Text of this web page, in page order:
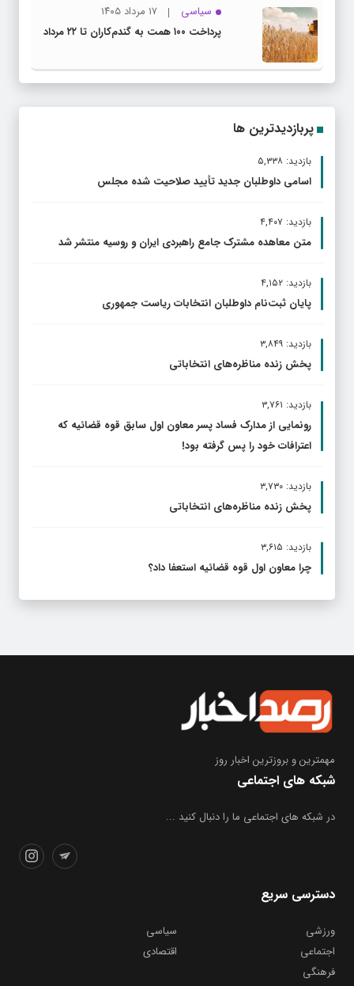
سیاسی
۱۷ مرداد ۱۴۰۵
پرداخت ۱۰۰ همت به گندم‌کاران تا ۲۲ مرداد
پربازدیدترین ها
بازدید: ۵,۳۳۸
اسامی داوطلبان جدید تأیید صلاحیت شده مجلس
بازدید: ۴,۴۰۷
متن معاهده مشترک جامع راهبردی ایران و روسیه منتشر شد
بازدید: ۴,۱۵۲
پایان ثبت‌نام داوطلبان انتخابات ریاست جمهوری
بازدید: ۳,۸۴۹
پخش زنده مناظره‌های انتخاباتی
بازدید: ۳,۷۶۱
رونمایی از مدارک فساد پسر معاون اول سابق قوه قضائیه که
اعترافات خود را پس گرفته بود!
بازدید: ۳,۷۳۰
پخش زنده مناظره‌های انتخاباتی
بازدید: ۳,۶۱۵
چرا معاون اول قوه قضائیه استعفا داد؟
مهمترین و بروز‌ترین اخبار روز
شبکه های اجتماعی
در شبکه های اجتماعی ما را دنبال کنید ...
دسترسی سریع
ورزشی
سیاسی
اجتماعی
اقتصادی
فرهنگی